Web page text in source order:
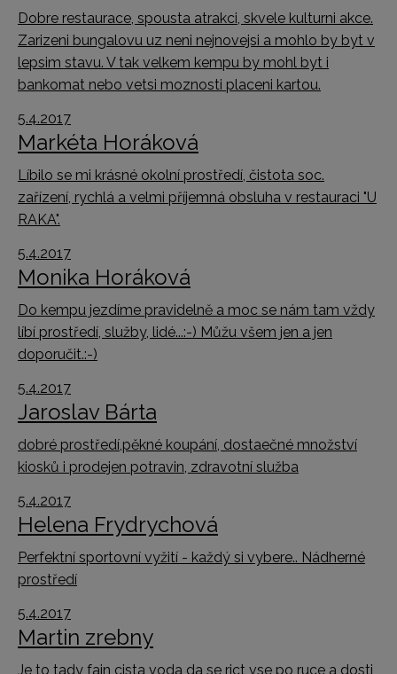
Dobre restaurace, spousta atrakci, skvele kulturni akce.
Zarizeni bungalovu uz neni nejnovejsi a mohlo by byt v
lepsim stavu. V tak velkem kempu by mohl byt i
bankomat nebo vetsi moznosti placeni kartou.
5.4.2017
Markéta Horáková
Líbilo se mi krásné okolní prostředí, čistota soc.
zařízení, rychlá a velmi příjemná obsluha v restauraci "U
RAKA".
5.4.2017
Monika Horáková
Do kempu jezdíme pravidelně a moc se nám tam vždy
líbí prostředí, služby, lidé...:-) Můžu všem jen a jen
doporučit.:-)
5.4.2017
Jaroslav Bárta
dobré prostředí,pěkné koupání, dostaečné množství
kiosků i prodejen potravin, zdravotní služba
5.4.2017
Helena Frydrychová
Perfektní sportovní vyžití - každý si vybere.. Nádherné
prostředí
5.4.2017
Martin zrebny
Je to tady fajn cista voda da se rict vse po ruce a dosti